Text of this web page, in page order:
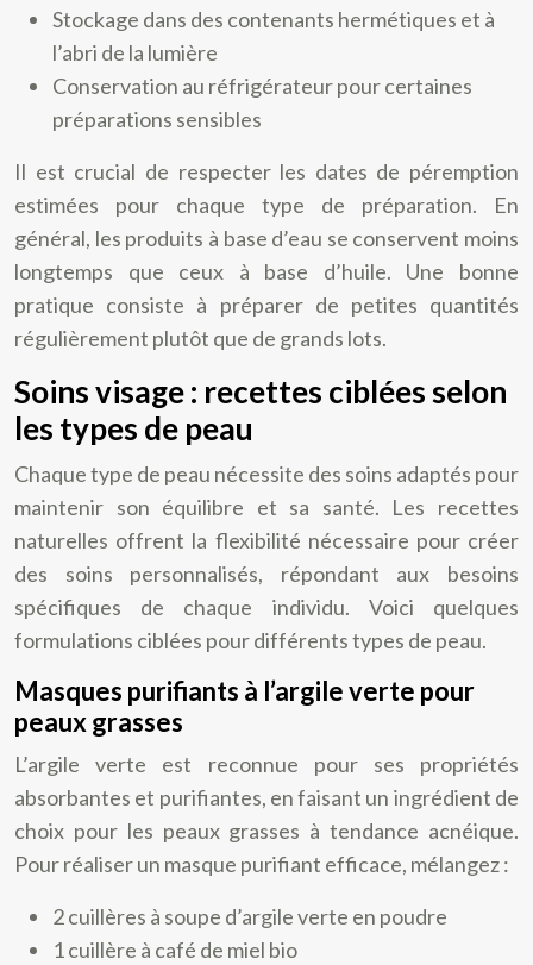
Stockage dans des contenants hermétiques et à
l’abri de la lumière
Conservation au réfrigérateur pour certaines
préparations sensibles
Il est crucial de respecter les dates de péremption
estimées pour chaque type de préparation. En
général, les produits à base d’eau se conservent moins
longtemps que ceux à base d’huile. Une bonne
pratique consiste à préparer de petites quantités
régulièrement plutôt que de grands lots.
Soins visage : recettes ciblées selon
les types de peau
Chaque type de peau nécessite des soins adaptés pour
maintenir son équilibre et sa santé. Les recettes
naturelles offrent la flexibilité nécessaire pour créer
des soins personnalisés, répondant aux besoins
spécifiques de chaque individu. Voici quelques
formulations ciblées pour différents types de peau.
Masques purifiants à l’argile verte pour
peaux grasses
L’argile verte est reconnue pour ses propriétés
absorbantes et purifiantes, en faisant un ingrédient de
choix pour les peaux grasses à tendance acnéique.
Pour réaliser un masque purifiant efficace, mélangez :
2 cuillères à soupe d’argile verte en poudre
1 cuillère à café de miel bio